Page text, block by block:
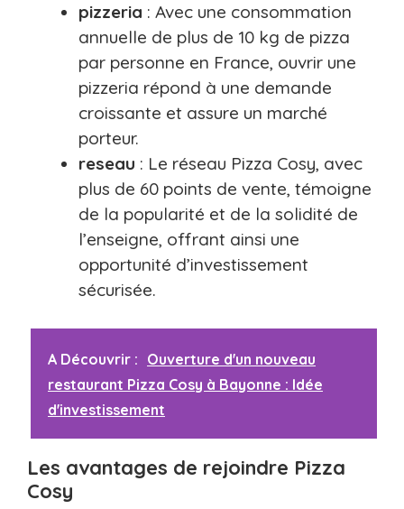
pizzeria : Avec une consommation
annuelle de plus de 10 kg de pizza
par personne en France, ouvrir une
pizzeria répond à une demande
croissante et assure un marché
porteur.
reseau : Le réseau Pizza Cosy, avec
plus de 60 points de vente, témoigne
de la popularité et de la solidité de
l’enseigne, offrant ainsi une
opportunité d’investissement
sécurisée.
A Découvrir : Ouverture d'un nouveau
restaurant Pizza Cosy à Bayonne : Idée
d'investissement
Les avantages de rejoindre Pizza
Cosy